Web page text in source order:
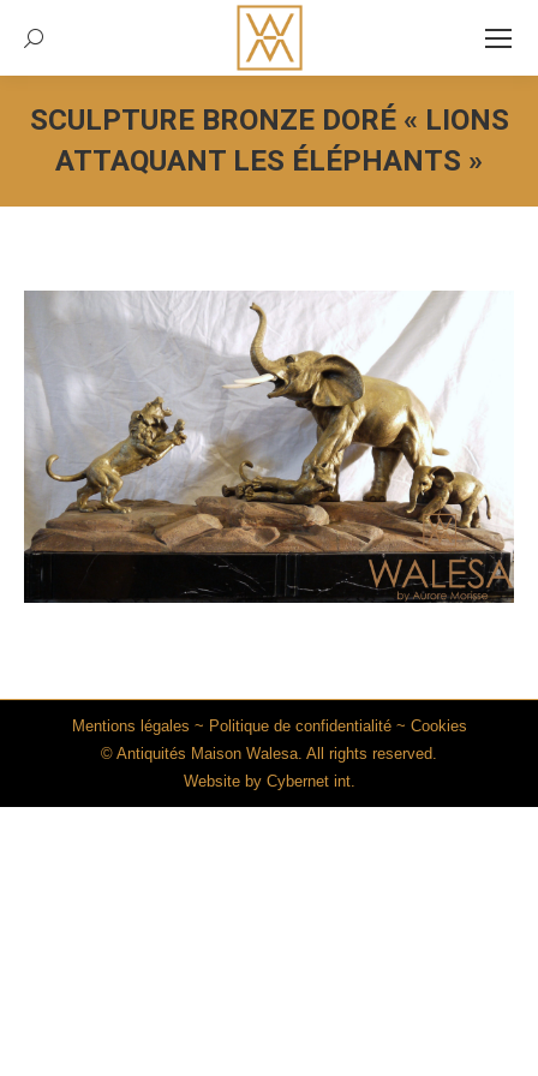
Recherche:
SCULPTURE BRONZE DORÉ « LIONS
ATTAQUANT LES ÉLÉPHANTS »
Vous êtes ici :
Mentions légales ~ Politique de confidentialité~ Cookies
© Antiquités Maison Walesa. All rights reserved.
Website by Cybernet int.